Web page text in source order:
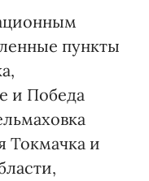
пункты
и Победа
Токмачка и